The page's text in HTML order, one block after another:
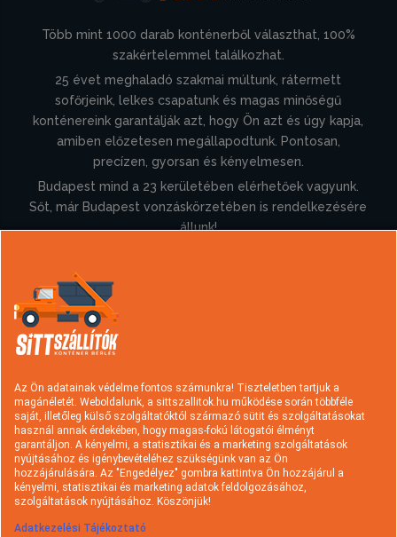
Több mint 1000 darab konténerből választhat, 100%
szakértelemmel találkozhat.
25 évet meghaladó szakmai múltunk, rátermett
sofőrjeink, lelkes csapatunk és magas minőségű
konténereink garantálják azt, hogy Ön azt és úgy kapja,
amiben előzetesen megállapodtunk. Pontosan,
precízen, gyorsan és kényelmesen.
Budapest mind a 23 kerületében elérhetőek vagyunk.
Sőt, már Budapest vonzáskörzetében is rendelkezésére
állunk!
Konténer rendelés
Típusok és árak
Szolgáltatások
Hasznos információk
Gyakori kérdések
Kapcsolat
Hulladék fajták
Rakodási tudnivalók
A sittszállításról
Cégtörténet
Ajánlatkérés
Az Ön adatainak védelme fontos számunkra! Tiszteletben tartjuk a
magánéletét. Weboldalunk, a sittszallitok.hu működése során többféle
saját, illetőleg külső szolgáltatóktól származó sütit és szolgáltatásokat
használ annak érdekében, hogy magas-fokú látogatói élményt
garantáljon. A kényelmi, a statisztikai és a marketing szolgáltatások
nyújtásához és igénybevételéhez szükségünk van az Ön
hozzájárulására. Az "Engedélyez" gombra kattintva Ön hozzájárul a
kényelmi, statisztikai és marketing adatok feldolgozásához,
szolgáltatások nyújtásához. Köszönjük!
Adatkezelési Tájékoztató